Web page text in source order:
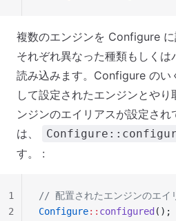
複数のエンジンを Configure に
それぞれ異なった種類もしくは
読み込みます。Configure のい
して設定されたエンジンとや
ンジンのエイリアスが設定さ
は、
す。 :
// 配置されたエンジンのエイ
Configure:: configured ();
1
2